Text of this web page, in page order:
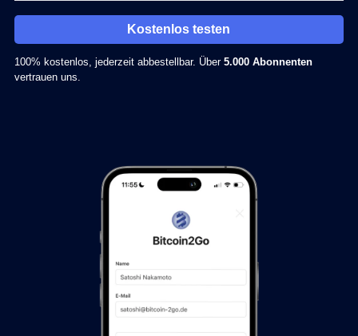
Kostenlos testen
100% kostenlos, jederzeit abbestellbar. Über 5.000 Abonnenten
vertrauen uns.